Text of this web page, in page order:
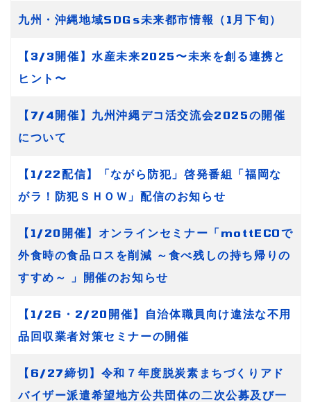
九州・沖縄地域SDGs未来都市情報（1月下旬）
【3/3開催】水産未来2025〜未来を創る連携と
ヒント〜
【7/4開催】九州沖縄デコ活交流会2025の開催
について
【1/22配信】「ながら防犯」啓発番組「福岡な
がラ！防犯ＳＨＯＷ」配信のお知らせ
【1/20開催】オンラインセミナー「mottECOで
外食時の食品ロスを削減 ～食べ残しの持ち帰りの
すすめ～ 」開催のお知らせ
【1/26・2/20開催】自治体職員向け違法な不用
品回収業者対策セミナーの開催
【6/27締切】令和７年度脱炭素まちづくりアド
バイザー派遣希望地方公共団体の二次公募及び一